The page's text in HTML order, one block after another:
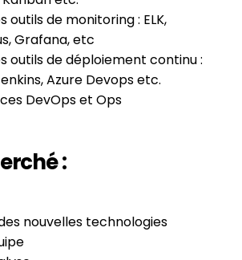
outils de monitoring : ELK,
Grafana, etc
outils de déploiement continu :
Azure Devops etc.
DevOps et Ops
:
nouvelles technologies